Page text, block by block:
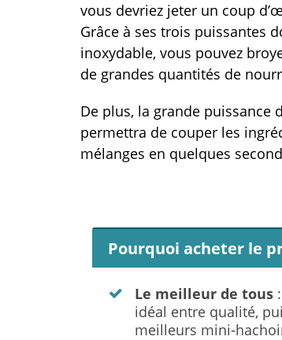
vous devriez jeter un coup
Grâce à ses trois puissantes
inoxydable, vous pouvez
de grandes quantités de
De plus, la grande puissance
permettra de couper les
mélanges en quelques
Pourquoi acheter le
Le meilleur de tous
idéal entre qualité,
meilleurs mini-